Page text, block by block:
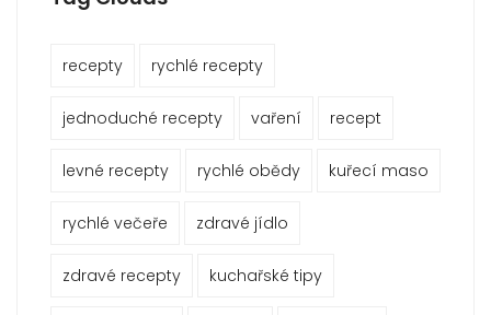
recepty rychlé recepty
jednoduché recepty vaření recept
levné recepty rychlé obědy kuřecí maso
rychlé večeře zdravé jídlo
zdravé recepty kuchařské tipy